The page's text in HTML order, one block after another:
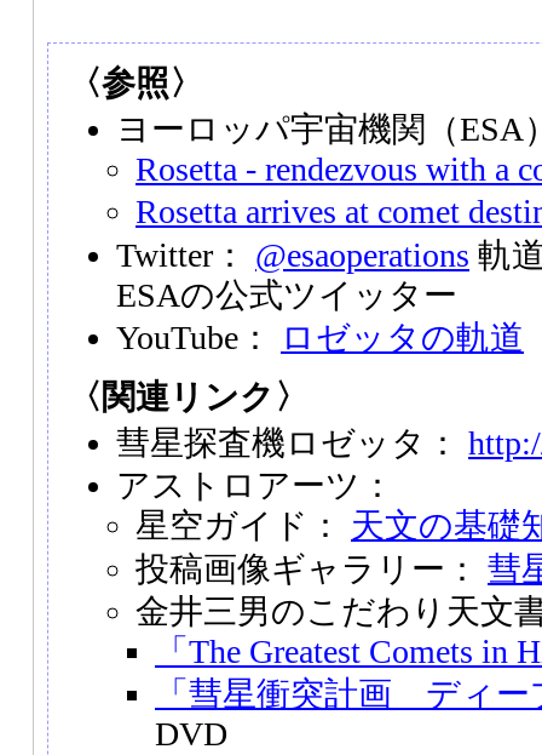
〈参照〉
ヨーロッパ宇宙機関（ESA
Rosetta - rendezvous with a
Rosetta arrives at comet
Twitter： @esaoperations 軌
ESAの公式ツイッター
YouTube：
ロゼッタの軌道
〈関連リンク〉
彗星探査機ロゼッタ：
アストロアーツ：
星空ガイド： 天文の基礎
投稿画像ギャラリー： 彗
金井三男のこだわり天文
「The Greatest Comets in
「彗星衝突計画 ディ
DVD